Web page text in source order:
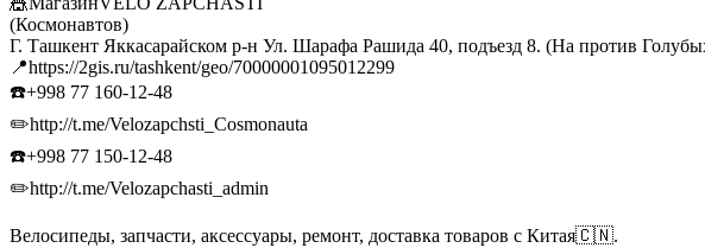
(Космонавтов)
Г. Ташкент Яккасарайском р-н Ул. Шарафа Рашида 40, подъезд 8. (На против
📍https://2gis.ru/tashkent/geo/70000001095012299
☎️+998 77 160-12-48
✏️http://t.me/Velozapchsti_Cosmonauta
☎️+998 77 150-12-48
✏️http://t.me/Velozapchasti_admin
Велосипеды, запчасти, аксессуары, ремонт, доставка товаров с Китая🇨🇳.